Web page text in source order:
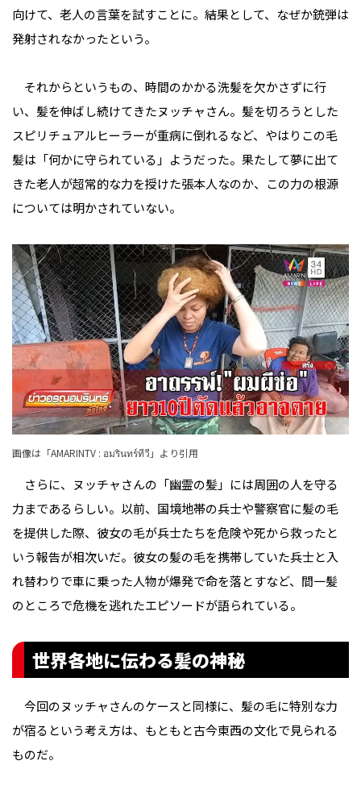
向けて、老人の言葉を試すことに。結果として、なぜか銃弾は
発射されなかったという。
それからというもの、時間のかかる洗髪を欠かさずに行
い、髪を伸ばし続けてきたヌッチャさん。髪を切ろうとした
スピリチュアルヒーラーが重病に倒れるなど、やはりこの毛
髪は「何かに守られている」ようだった。果たして夢に出て
きた老人が超常的な力を授けた張本人なのか、この力の根源
については明かされていない。
画像は「AMARINTV : อมรินทร์ทีวี 」より引用
さらに、ヌッチャさんの「幽霊の髪」には周囲の人を守る
力まであるらしい。以前、国境地帯の兵士や警察官に髪の毛
を提供した際、彼女の毛が兵士たちを危険や死から救ったと
いう報告が相次いだ。彼女の髪の毛を携帯していた兵士と入
れ替わりで車に乗った人物が爆発で命を落とすなど、間一髪
のところで危機を逃れたエピソードが語られている。
世界各地に伝わる髪の神秘
今回のヌッチャさんのケースと同様に、髪の毛に特別な力
が宿るという考え方は、もともと古今東西の文化で見られる
ものだ。